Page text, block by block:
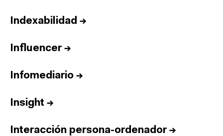
Indexabilidad →
Influencer→
Infomediario →
Insight →
Interacción persona-ordenador→